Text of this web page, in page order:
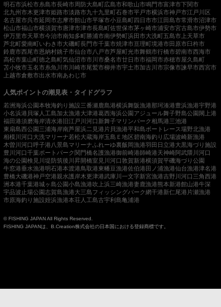
明石市浜松市糸島市長崎市周防大島町広島市和歌山市鳴門市富津市下関市
北九州市木更津市姫路市淡路市九十九里町石巻市平戸市横浜市神戸市江戸川区
名古屋市呉市延岡市志摩市館山市平塚市小豆島町四日市市江田島市常滑市沼津市
松山市福山市横須賀市唐津市津市長島町佐世保市茅ヶ崎市浦安市宮古島市伊勢市
伊万里市天草市今治市南知多町勝浦市南伊勢町浜田市大洗町五島市 上天草市
芦北町愛南町いわき市大磯町長門市千葉市焼津市亘理町境港市田原市臼杵市
鈴鹿市西尾市恩納村銚子市仙台市八戸市芦屋町光市舞鶴市行橋市碧南市西海市
高松市葉山町徳之島町気仙沼市市川市桑名市廿日市市福岡市赤穂市屋久島町
苫小牧市玉名市糸魚川市 川崎市尾鷲市柳井市宇土市加古川市宗像市諫早市西宮市
上越市倉敷市出水市南あわじ市
人気ポイントの潮見表・タイドグラフ
若洲海浜公園本牧海釣り施設三番瀬 鹿島港横浜舞阪漁港那珂湊港豊浜漁港宇野港
小名浜港 貝塚人工島加太漁港大津港葛西海浜公園アジュール舞子野島公園閖上港
福田港須磨海岸清水港 旧江戸川河口 新舞子マリンパーク相馬港三池港
東扇島西公園三浦海岸南芦屋浜二見港 片貝漁港平和島ボートレース場野北漁港
相模川河口 大洗マリーナ若松大蔵海岸玉島Ｅ地区碧南海釣り広場波崎新漁港
木曽川河口呼子港 八景島マリーナふれーゆ裏飯岡漁港羽田 日立港大黒海づり施設
豊川河口千葉ポートパーク関門橋名護漁港御前崎港師崎港天神崎阿武隈川河口
海の公園検見川堤防筑後川昇開橋室見川河口敦賀新港横須賀平磯海づり公園
牛窓港垂水漁港明石港本渡港鳥取港東幡豆漁港佐伯港田ノ浦漁港仙台漁港津名港
豊橋大磯港神戸空港親水護岸木更津港武庫川一文字新宮漁港吉野川河口 三角西港
洲本港千葉港城ヶ島公園小島漁港吹上浜三崎漁港妻鹿漁港熊本新港館山港牛深
宇品波止場公園志賀島漁港大三島フィッシングパーク網干港新仁尾港 片瀬漁港
市原海釣り施設姪浜漁港本荘人工島古宇利島亀浦港
© FISHING JAPAN All Rights Reserved.
FISHING JAPANは、B.Creation株式会社の日本国における登録商標です。